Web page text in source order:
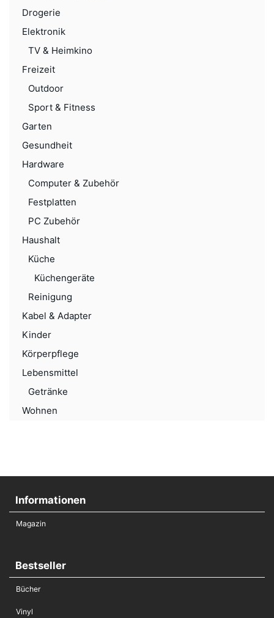
Drogerie
Elektronik
TV & Heimkino
Freizeit
Outdoor
Sport & Fitness
Garten
Gesundheit
Hardware
Computer & Zubehör
Festplatten
PC Zubehör
Haushalt
Küche
Küchengeräte
Reinigung
Kabel & Adapter
Kinder
Körperpflege
Lebensmittel
Getränke
Wohnen
Informationen
Magazin
Bestseller
Bücher
Vinyl